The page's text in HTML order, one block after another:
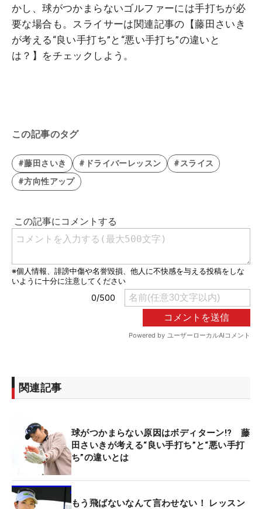
かし、球がつかまらないゴルファーには手打ちが必
要な場合も。スライサーは関連記事の【藤田さいき
が考える“良い手打ち”と“悪い手打ち”の違いと
は？】をチェックしよう。
この記事のタグ
#藤田さいき #ドライバーレッスン
#スライス
#方向性アップ
関連記事
球がつかまらない原因はボディターン!? 藤
田さいきが考える“良い手打ち”と“悪い手打
ち”の違いとは
もう飛ばないなんて言わせない！ レッスン